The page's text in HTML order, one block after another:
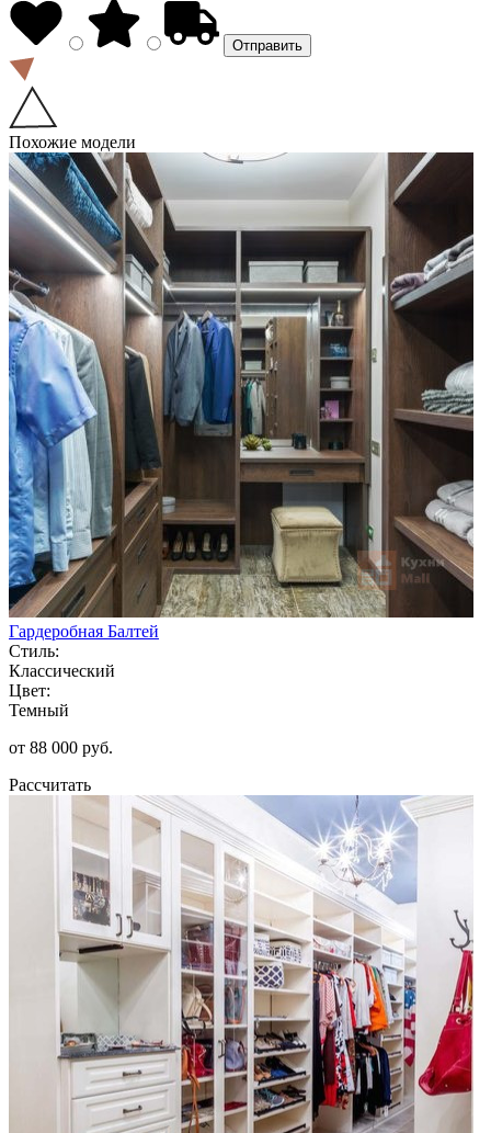
Похожие модели
Гардеробная Балтей
Стиль:
Классический
Цвет:
Темный
от 88 000 руб.
Рассчитать